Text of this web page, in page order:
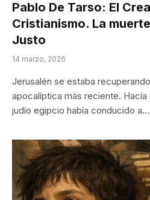
Pablo De Tarso: El
Cristianismo. La
Justo
14 marzo, 2026
Jerusalén se estaba
apocalíptica más reciente.
judío egipcio había conducido a…